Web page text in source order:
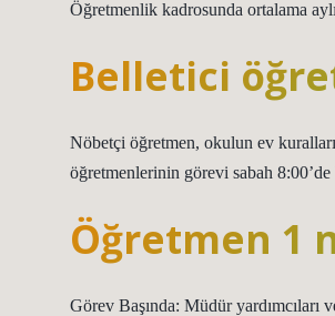
Öğretmenlik kadrosunda ortalama
Belletici
Nöbetçi öğretmen, okulun ev
öğretmenlerinin görevi sabah 8:00’de
Öğretmen 1
Görev Başında: Müdür yardımcıları